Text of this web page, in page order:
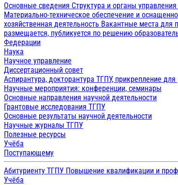
Основные сведения Структура и органы
Материально-техническое обеспечение и
хозяйственная деятельность Вакантные места для
размещается, публикуется по решению
Федерации
Наука
Научное управление
Диссертационный совет
Аспирантура, докторантура ТГПУ, прикрепление
Научные мероприятия: конференции, семинары
Основные направления научной деятельности
Грантовые исследования ТГПУ
Основные результаты научной деятельности
Научные журналы ТГПУ
Полезные ресурсы
Учёба
Поступающему
Абитуриенту ТГПУ Повышение квалификации и
Учёба